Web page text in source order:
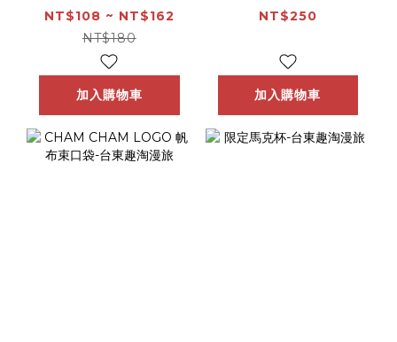
杯墊/開瓶器》-台南
趣淘漫旅
NT$108 ~ NT$162
NT$180
加入購物車
NT$250
加入購物車